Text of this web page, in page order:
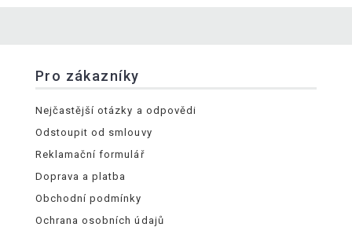
Pro zákazníky
Nejčastější otázky a odpovědi
Odstoupit od smlouvy
Reklamační formulář
Doprava a platba
Obchodní podmínky
Ochrana osobních údajů